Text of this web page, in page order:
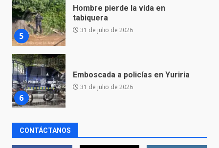
6
Emboscada a policías en Yuriria
31 de julio de 2026
7
Envía Gobierno de la Gente más
de 77 mil
CONTÁCTANOS